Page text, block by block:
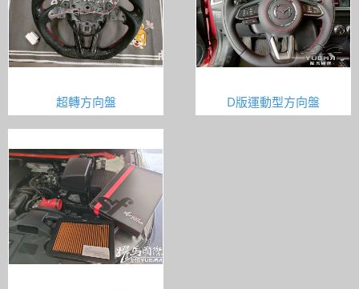
超轉方向盤 D版運動型方向盤